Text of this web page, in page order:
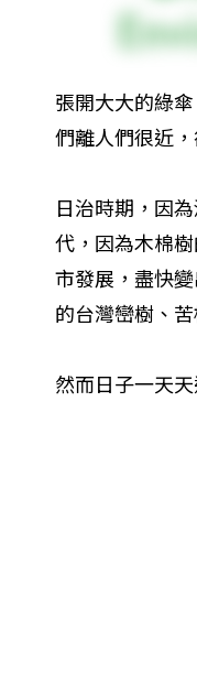
張開大大的綠
們離人們很近
日治時期，因
代，因為木棉
市發展，盡快
的台灣巒樹、
然而日子一天